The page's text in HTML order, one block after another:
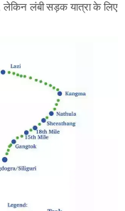
लंबी सड़क यात्रा के लिए